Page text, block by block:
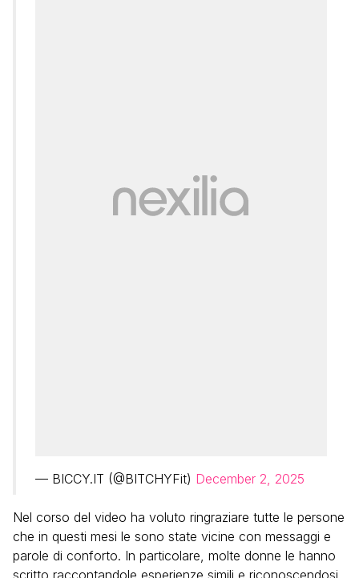
— BICCY.IT (@BITCHYFit) December 2, 2025
Nel corso del video ha voluto ringraziare tutte le persone
che in questi mesi le sono state vicine con messaggi e
parole di conforto. In particolare, molte donne le hanno
scritto raccontandole esperienze simili e riconoscendosi